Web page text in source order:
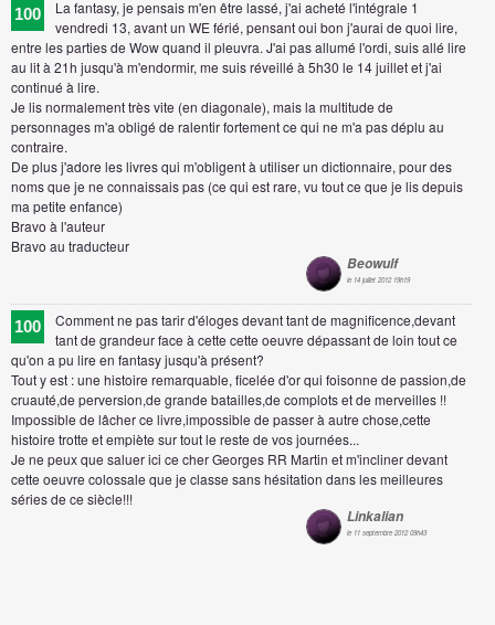
100
La fantasy, je pensais m'en être lassé, j'ai acheté l'intégrale 1
vendredi 13, avant un WE férié, pensant oui bon j'aurai de quoi lire,
entre les parties de Wow quand il pleuvra. J'ai pas allumé l'ordi, suis allé lire
au lit à 21h jusqu'à m'endormir, me suis réveillé à 5h30 le 14 juillet et j'ai
continué à lire.
Je lis normalement très vite (en diagonale), mais la multitude de
personnages m'a obligé de ralentir fortement ce qui ne m'a pas déplu au
contraire.
De plus j'adore les livres qui m'obligent à utiliser un dictionnaire, pour des
noms que je ne connaissais pas (ce qui est rare, vu tout ce que je lis depuis
ma petite enfance)
Bravo à l'auteur
Bravo au traducteur
Beowulf
le 14 juillet 2012 19h19
100
Comment ne pas tarir d'éloges devant tant de magnificence,devant
tant de grandeur face à cette cette oeuvre dépassant de loin tout ce
qu'on a pu lire en fantasy jusqu'à présent?
Tout y est : une histoire remarquable, ficelée d'or qui foisonne de passion,de
cruauté,de perversion,de grande batailles,de complots et de merveilles !!
Impossible de lâcher ce livre,impossible de passer à autre chose,cette
histoire trotte et empiète sur tout le reste de vos journées...
Je ne peux que saluer ici ce cher Georges RR Martin et m'incliner devant
cette oeuvre colossale que je classe sans hésitation dans les meilleures
séries de ce siècle!!!
Linkalian
le 11 septembre 2012 09h43